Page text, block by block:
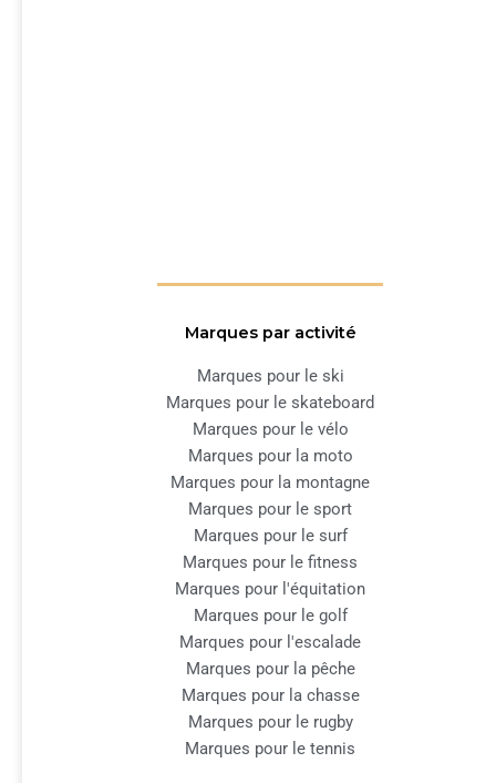
Marques par activité
Marques pour le ski
Marques pour le skateboard
Marques pour le vélo
Marques pour la moto
Marques pour la montagne
Marques pour le sport
Marques pour le surf
Marques pour le fitness
Marques pour l'équitation
Marques pour le golf
Marques pour l'escalade
Marques pour la pêche
Marques pour la chasse
Marques pour le rugby
Marques pour le tennis